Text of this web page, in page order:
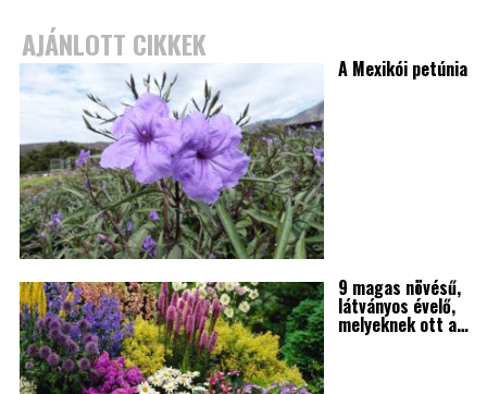
AJÁNLOTT CIKKEK
A Mexikói petúnia
9 magas növésű,
látványos évelő,
melyeknek ott a…